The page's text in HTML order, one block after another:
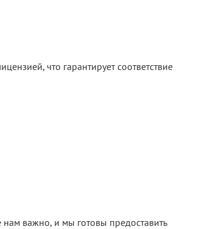
что гарантирует соответствие
важно, и мы готовы предоставить